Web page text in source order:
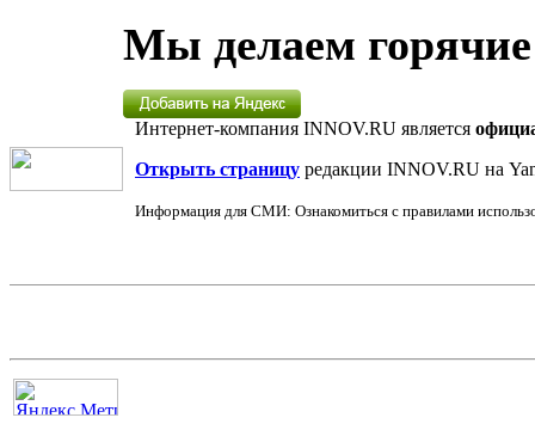
Мы делаем горячие
Интернет-компания INNOV.RU является
Открыть страницу редакции INNOV.RU на
Информация для СМИ: Ознакомиться с правилами